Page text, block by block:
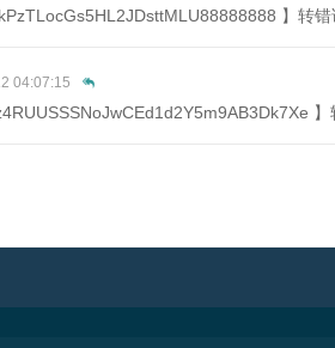
】转错
04:07:15
】